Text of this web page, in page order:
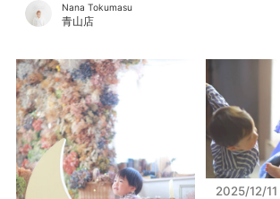
Nana Tokumasu
青山店
2025/12/11